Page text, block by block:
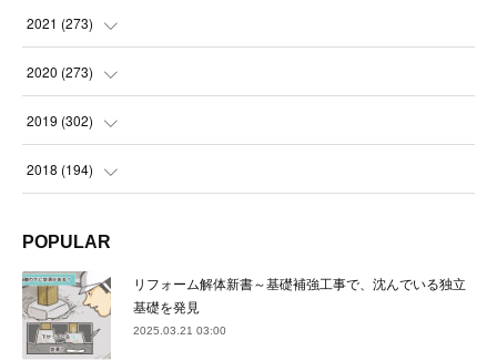
(23
(22
(24)
22)
(22)
(23
(23
(21
(23 )
(24
(21
(23
(23
(22
(23
(22 )
(23
(23
2021 (273)
(24
(23
(22
(23)
(23
2020 (273)
(24
(22
(22)
(24
2019 (302)
(23
(22)
(21)
2018 (194)
(17)
(32)
POPULAR
リフォーム解体新書～基礎補強工事で、沈んでいる独立
基礎を発見
2025.03.21 03:00